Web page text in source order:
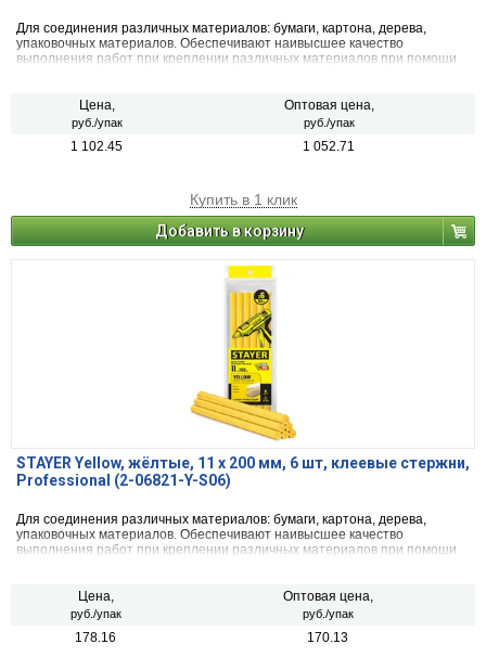
Для соединения различных материалов: бумаги, картона, дерева,
упаковочных материалов. Обеспечивают наивысшее качество
выполнения работ при креплении различных материалов при помощи
Цена,
руб./упак
Оптовая цена,
руб./упак
1 102.45 1 052.71
Купить в 1 клик
Добавить в корзину
STAYER Yellow, жёлтые, 11 х 200 мм, 6 шт, клеевые стержни,
Professional (2-06821-Y-S06)
Для соединения различных материалов: бумаги, картона, дерева,
упаковочных материалов. Обеспечивают наивысшее качество
выполнения работ при креплении различных материалов при помощи
Цена,
руб./упак
Оптовая цена,
руб./упак
178.16 170.13